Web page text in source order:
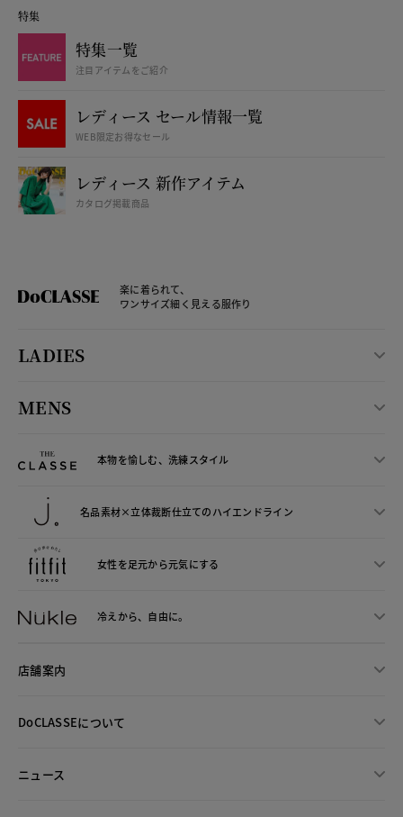
特集
特集一覧
注目アイテムをご紹介
レディース セール情報一覧
WEB限定お得なセール
レディース 新作アイテム
カタログ掲載商品
楽に着られて、
ワンサイズ細く見える服作り
LADIES
MENS
本物を愉しむ、洗練スタイル
名品素材×立体裁断仕立てのハイエンドライン
女性を足元から元気にする
冷えから、 自由に。
店舗案内
DoCLASSEについて
ニュース